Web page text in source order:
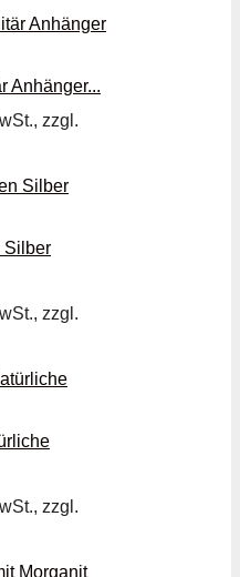
Anhänger...
zzgl.
Silber
zzgl.
zzgl.